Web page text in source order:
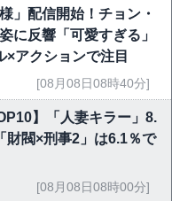
」配信開始！チョン・
に反響「可愛すぎる」
×アクションで注目
[08月08日08時40分]
】「人妻キラー」8.
財閥×刑事2」は6.1％で
[08月08日08時00分]